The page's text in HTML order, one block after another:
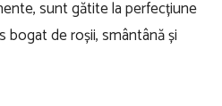
sunt gătite la perfecțiune
bogat de roșii, smântână și